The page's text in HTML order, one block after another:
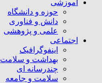
آموزشی
حوزه و دانشگاه
دانش و فناوری
علمی و پژوهشی
اجتماعی
اینفوگرافیک
بهداشت و سلامت
چندرسانه ای
سلامت و جامعه